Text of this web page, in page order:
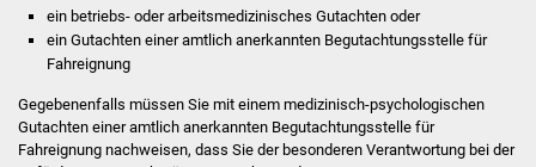
Index
Bürgerbus (MOBS)
ein betriebs- oder arbeitsmedizinisches Gutachten oder
ein Gutachten einer amtlich anerkannten Begutachtungsstelle für
Fahreignung
Gegebenenfalls müssen Sie mit einem medizinisch-psychologischen
Gutachten einer amtlich anerkannten Begutachtungsstelle für
Fahreignung nachweisen, dass Sie der besonderen Verantwortung bei der